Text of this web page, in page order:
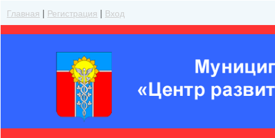
Главная | Регистрация | Вход